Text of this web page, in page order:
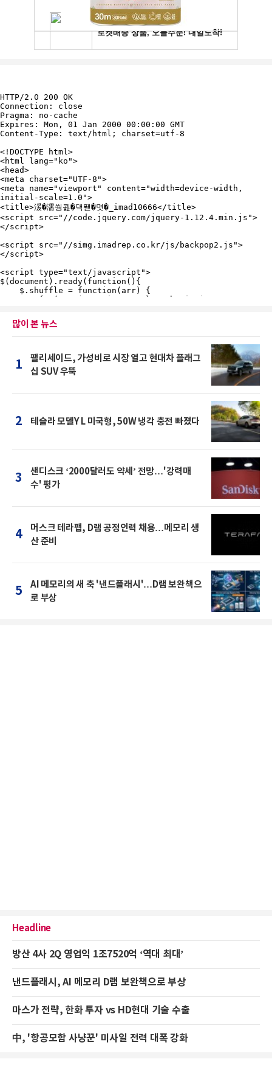
많이 본 뉴스
1
팰리세이드, 가성비로 시장 열고 현대차 플래그
십 SUV 우뚝
2 테슬라 모델Y L 미국형, 50W 냉각 충전 빠졌다
3
샌디스크 ‘2000달러도 약세’ 전망…'강력매
수' 평가
4
머스크 테라팹, D램 공정인력 채용…메모리 생
산 준비
5
AI 메모리의 새 축 '낸드플래시'…D램 보완책으
로 부상
Headline
방산 4사 2Q 영업익 1조7520억 ‘역대 최대’
낸드플래시, AI 메모리 D램 보완책으로 부상
마스가 전략, 한화 투자 vs HD현대 기술 수출
中, '항공모함 사냥꾼' 미사일 전력 대폭 강화